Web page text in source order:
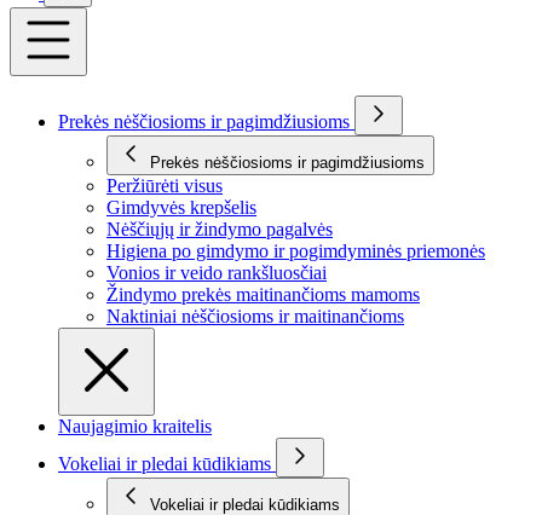
Prekės nėščiosioms ir pagimdžiusioms
Prekės nėščiosioms ir pagimdžiusioms
Peržiūrėti visus
Gimdyvės krepšelis
Nėščiųjų ir žindymo pagalvės
Higiena po gimdymo ir pogimdyminės priemonės
Vonios ir veido rankšluosčiai
Žindymo prekės maitinančioms mamoms
Naktiniai nėščiosioms ir maitinančioms
Naujagimio kraitelis
Vokeliai ir pledai kūdikiams
Vokeliai ir pledai kūdikiams